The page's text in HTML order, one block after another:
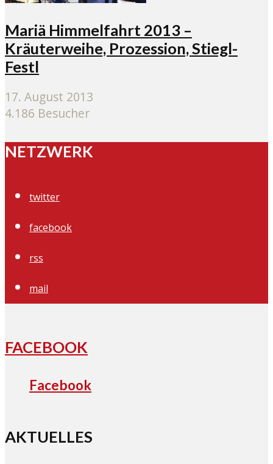
Mariä Himmelfahrt 2013 –
Kräuterweihe, Prozession, Stiegl-
Festl
17. August 2013
4.186 Besucher
NETZWERK
twitter
facebook
rss
mail
FACEBOOK
Facebook
AKTUELLES